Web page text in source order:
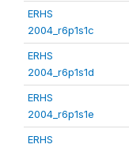
ERHS
2004_r6p1s1c
ERHS
2004_r6p1s1d
ERHS
2004_r6p1s1e
ERHS